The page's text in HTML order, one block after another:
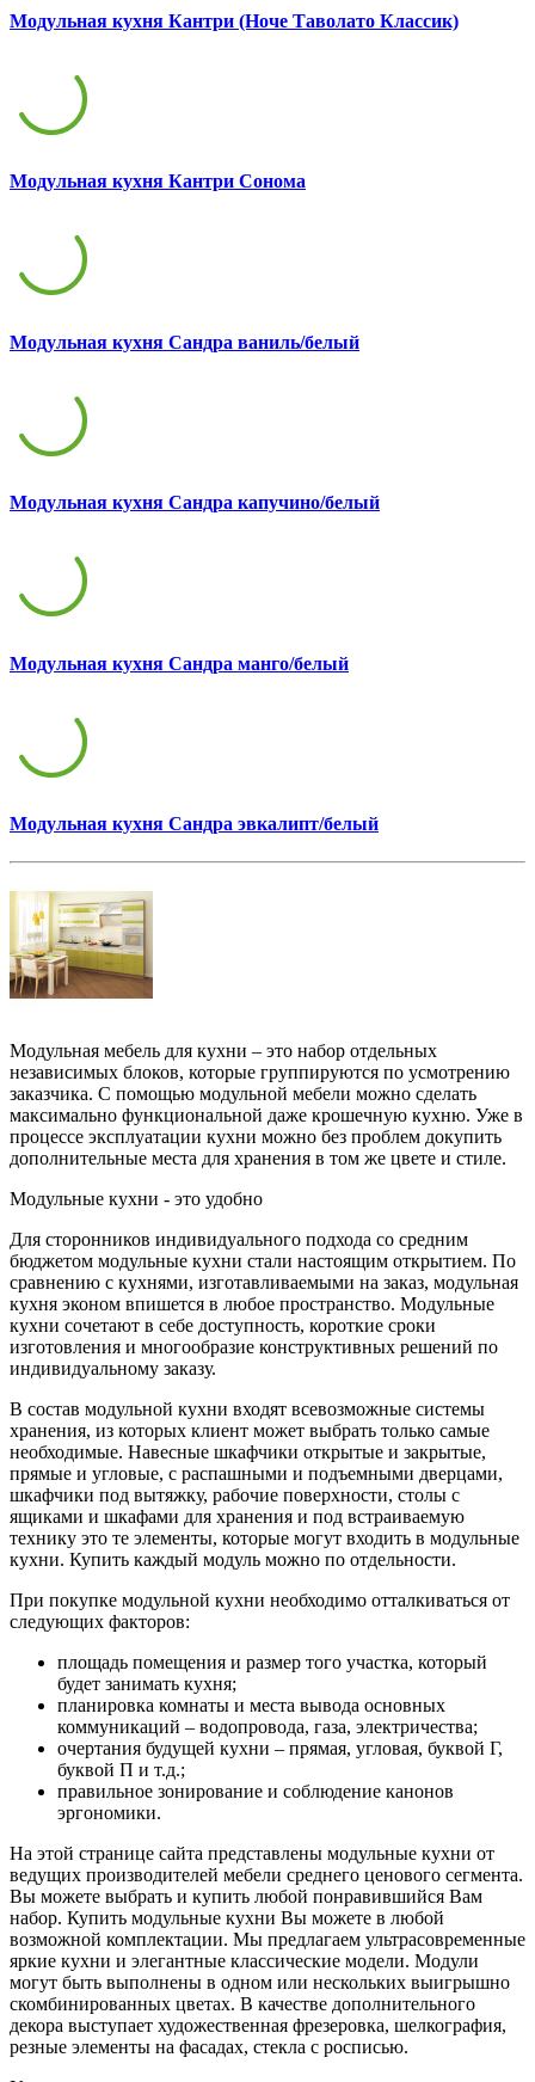
Модульная кухня Кантри (Ноче Таволато Классик)
Модульная кухня Кантри Сонома
Модульная кухня Сандра ваниль/белый
Модульная кухня Сандра капучино/белый
Модульная кухня Сандра манго/белый
Модульная кухня Сандра эвкалипт/белый
Модульная мебель для кухни – это набор отдельных
независимых блоков, которые группируются по усмотрению
заказчика. С помощью модульной мебели можно сделать
максимально функциональной даже крошечную кухню. Уже в
процессе эксплуатации кухни можно без проблем докупить
дополнительные места для хранения в том же цвете и стиле.
Модульные кухни - это удобно
Для сторонников индивидуального подхода со средним
бюджетом модульные кухни стали настоящим открытием. По
сравнению с кухнями, изготавливаемыми на заказ, модульная
кухня эконом впишется в любое пространство. Модульные
кухни сочетают в себе доступность, короткие сроки
изготовления и многообразие конструктивных решений по
индивидуальному заказу.
В состав модульной кухни входят всевозможные системы
хранения, из которых клиент может выбрать только самые
необходимые. Навесные шкафчики открытые и закрытые,
прямые и угловые, с распашными и подъемными дверцами,
шкафчики под вытяжку, рабочие поверхности, столы с
ящиками и шкафами для хранения и под встраиваемую
технику это те элементы, которые могут входить в модульные
кухни. Купить каждый модуль можно по отдельности.
При покупке модульной кухни необходимо отталкиваться от
следующих факторов:
площадь помещения и размер того участка, который
будет занимать кухня;
планировка комнаты и места вывода основных
коммуникаций – водопровода, газа, электричества;
очертания будущей кухни – прямая, угловая, буквой Г,
буквой П и т.д.;
правильное зонирование и соблюдение канонов
эргономики.
На этой странице сайта представлены модульные кухни от
ведущих производителей мебели среднего ценового сегмента.
Вы можете выбрать и купить любой понравившийся Вам
набор. Купить модульные кухни Вы можете в любой
возможной комплектации. Мы предлагаем ультрасовременные
яркие кухни и элегантные классические модели. Модули
могут быть выполнены в одном или нескольких выигрышно
скомбинированных цветах. В качестве дополнительного
декора выступает художественная фрезеровка, шелкография,
резные элементы на фасадах, стекла с росписью.